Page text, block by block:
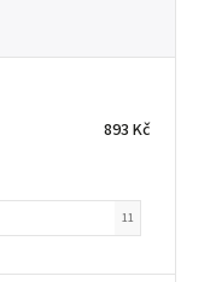
893 Kč
11